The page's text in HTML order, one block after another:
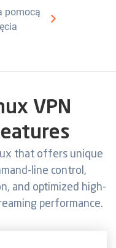
pomocą
VPN
that offers unique
line control,
and optimized high-
performance.